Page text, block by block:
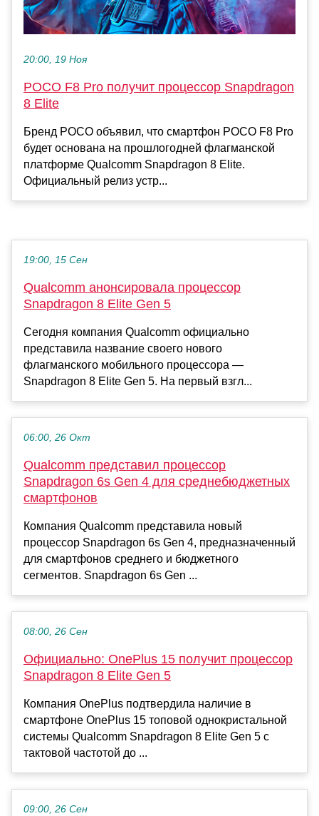
20:00, 19 Ноя
POCO F8 Pro получит процессор Snapdragon
8 Elite
Бренд POCO объявил, что смартфон POCO F8 Pro
будет основана на прошлогодней флагманской
платформе Qualcomm Snapdragon 8 Elite.
Официальный релиз устр...
19:00, 15 Сен
Qualcomm анонсировала процессор
Snapdragon 8 Elite Gen 5
Сегодня компания Qualcomm официально
представила название своего нового
флагманского мобильного процессора —
Snapdragon 8 Elite Gen 5. На первый взгл...
06:00, 26 Окт
Qualcomm представил процессор
Snapdragon 6s Gen 4 для среднебюджетных
смартфонов
Компания Qualcomm представила новый
процессор Snapdragon 6s Gen 4, предназначенный
для смартфонов среднего и бюджетного
сегментов. Snapdragon 6s Gen ...
08:00, 26 Сен
Официально: OnePlus 15 получит процессор
Snapdragon 8 Elite Gen 5
Компания OnePlus подтвердила наличие в
смартфоне OnePlus 15 топовой однокристальной
системы Qualcomm Snapdragon 8 Elite Gen 5 с
тактовой частотой до ...
09:00, 26 Сен